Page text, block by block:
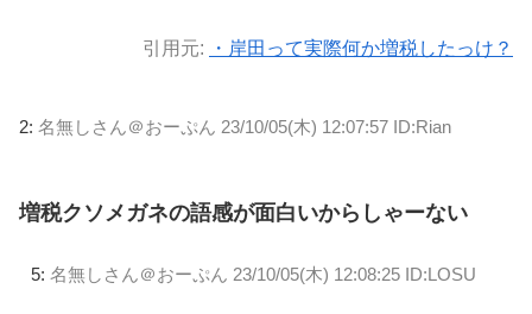
引用元: ・岸田って実際何か増税したっけ？
2: 名無しさん＠おーぷん 23/10/05(木) 12:07:57 ID:Rian
増税クソメガネの語感が面白いからしゃーない
5: 名無しさん＠おーぷん 23/10/05(木) 12:08:25 ID:LOSU